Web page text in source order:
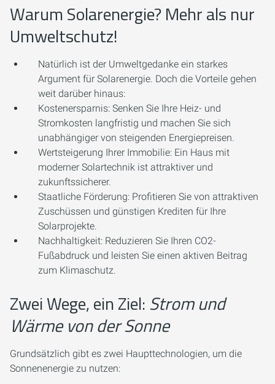
Warum Solarenergie? Mehr als nur
Umweltschutz!
Natürlich ist der Umweltgedanke ein starkes
Argument für Solarenergie. Doch die Vorteile gehen
weit darüber hinaus:
Kostenersparnis: Senken Sie Ihre Heiz- und
Stromkosten langfristig und machen Sie sich
unabhängiger von steigenden Energiepreisen.
Wertsteigerung Ihrer Immobilie: Ein Haus mit
moderner Solartechnik ist attraktiver und
zukunftssicherer.
Staatliche Förderung: Profitieren Sie von attraktiven
Zuschüssen und günstigen Krediten für Ihre
Solarprojekte.
Nachhaltigkeit: Reduzieren Sie Ihren CO2-
Fußabdruck und leisten Sie einen aktiven Beitrag
zum Klimaschutz.
Zwei Wege, ein Ziel:Strom und
Wärme von der Sonne
Grundsätzlich gibt es zwei Haupttechnologien, um die
Sonnenenergie zu nutzen: